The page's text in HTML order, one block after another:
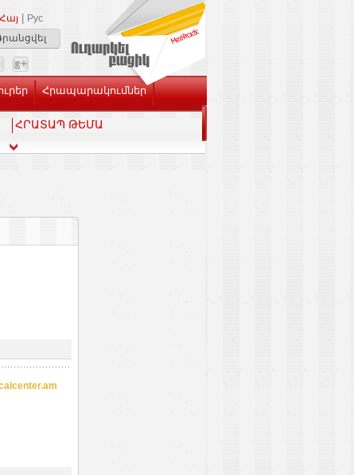
Հայ
Рус
Հրապարակումներ
ՀՐԱՏԱՊ ԹԵՄԱ